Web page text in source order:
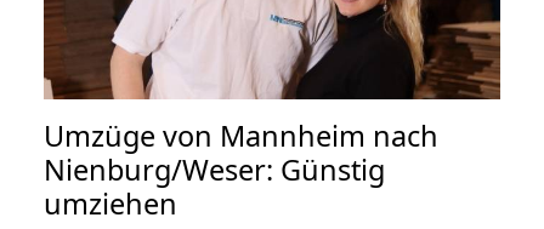
Umzüge von Mannheim nach
Nienburg/Weser: Günstig
umziehen